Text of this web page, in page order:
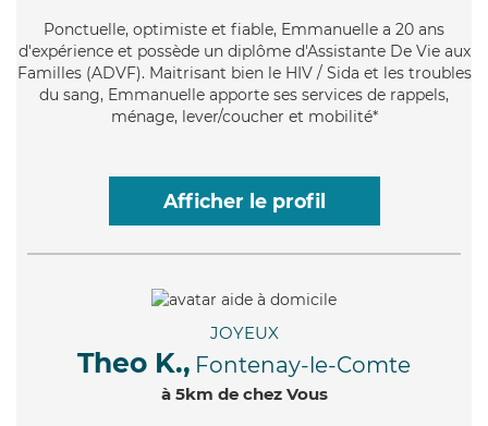
Ponctuelle, optimiste et fiable, Emmanuelle a 20 ans
d'expérience et possède un diplôme d'Assistante De Vie aux
Familles (ADVF). Maitrisant bien le HIV / Sida et les troubles
du sang, Emmanuelle apporte ses services de rappels,
ménage, lever/coucher et mobilité*
Afficher le profil
JOYEUX
Theo K., Fontenay-le-Comte
à 5km de chez Vous